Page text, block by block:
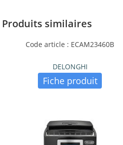
Produits similaires
Code article : ECAM23460B
DELONGHI
Fiche produit